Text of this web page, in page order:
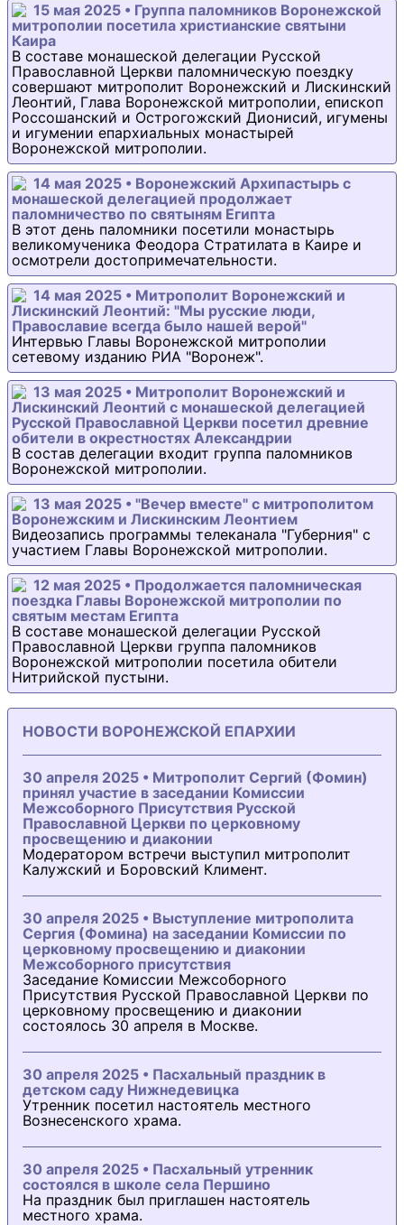
15 мая 2025 • Группа паломников Воронежской
митрополии посетила христианские святыни
Каира
В составе монашеской делегации Русской
Православной Церкви паломническую поездку
совершают митрополит Воронежский и Лискинский
Леонтий, Глава Воронежской митрополии, епископ
Россошанский и Острогожский Дионисий, игумены
и игумении епархиальных монастырей
Воронежской митрополии.
14 мая 2025 • Воронежский Архипастырь с
монашеской делегацией продолжает
паломничество по святыням Египта
В этот день паломники посетили монастырь
великомученика Феодора Стратилата в Каире и
осмотрели достопримечательности.
14 мая 2025 • Митрополит Воронежский и
Лискинский Леонтий: "Мы русские люди,
Православие всегда было нашей верой"
Интервью Главы Воронежской митрополии
сетевому изданию РИА "Воронеж".
13 мая 2025 • Митрополит Воронежский и
Лискинский Леонтий с монашеской делегацией
Русской Православной Церкви посетил древние
обители в окрестностях Александрии
В состав делегации входит группа паломников
Воронежской митрополии.
13 мая 2025 • "Вечер вместе" с митрополитом
Воронежским и Лискинским Леонтием
Видеозапись программы телеканала "Губерния" с
участием Главы Воронежской митрополии.
12 мая 2025 • Продолжается паломническая
поездка Главы Воронежской митрополии по
святым местам Египта
В составе монашеской делегации Русской
Православной Церкви группа паломников
Воронежской митрополии посетила обители
Нитрийской пустыни.
НОВОСТИ ВОРОНЕЖСКОЙ ЕПАРХИИ
30 апреля 2025 • Митрополит Сергий (Фомин)
принял участие в заседании Комиссии
Межсоборного Присутствия Русской
Православной Церкви по церковному
просвещению и диаконии
Модератором встречи выступил митрополит
Калужский и Боровский Климент.
30 апреля 2025 • Выступление митрополита
Сергия (Фомина) на заседании Комиссии по
церковному просвещению и диаконии
Межсоборного присутствия
Заседание Комиссии Межсоборного
Присутствия Русской Православной Церкви по
церковному просвещению и диаконии
состоялось 30 апреля в Москве.
30 апреля 2025 • Пасхальный праздник в
детском саду Нижнедевицка
Утренник посетил настоятель местного
Вознесенского храма.
30 апреля 2025 • Пасхальный утренник
состоялся в школе села Першино
На праздник был приглашен настоятель
местного храма.